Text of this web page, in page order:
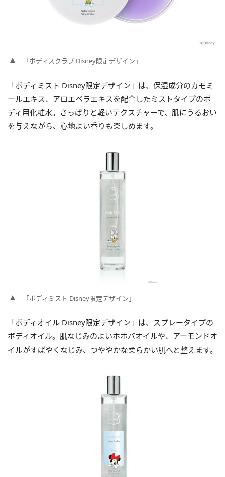
「ボディスクラブ Disney限定デザイン」
「ボディミスト Disney限定デザイン」は、保湿成分のカモミ
ールエキス、アロエベラエキスを配合したミストタイプのボ
ディ用化粧水。さっぱりと軽いテクスチャーで、肌にうるおい
を与えながら、心地よい香りも楽しめます。
「ボディミスト Disney限定デザイン」
「ボディオイル Disney限定デザイン」は、スプレータイプの
ボディオイル。肌なじみのよいホホバオイルや、アーモンドオ
イルがすばやくなじみ、つややかな柔らかい肌へと整えます。